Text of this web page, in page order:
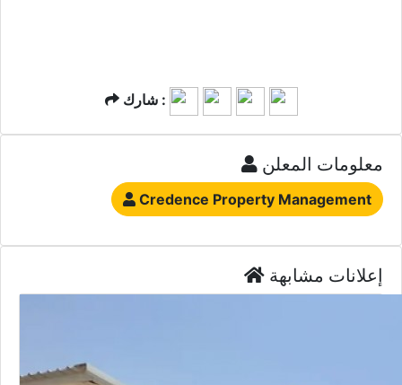
شارك :
معلومات المعلن
Credence Property Management
إعلانات مشابهة